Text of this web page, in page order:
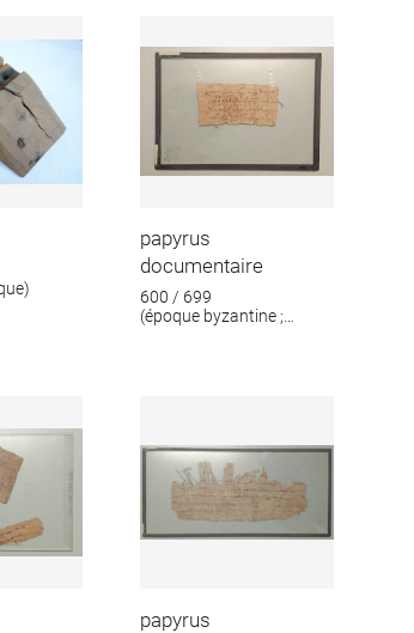
papyrus
documentaire
600 / 699
(époque byzantine ;
papyrus